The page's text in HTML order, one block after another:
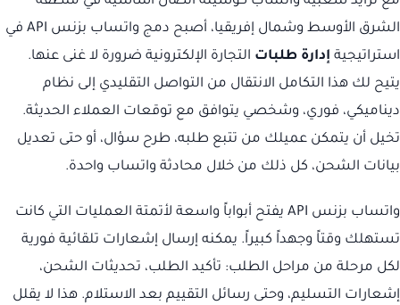
الشرق الأوسط وشمال إفريقيا، أصبح دمج واتساب بزنس API في
استراتيجية إدارة طلبات التجارة الإلكترونية ضرورة لا غنى عنها.
يتيح لك هذا التكامل الانتقال من التواصل التقليدي إلى نظام
ديناميكي، فوري، وشخصي يتوافق مع توقعات العملاء الحديثة.
تخيل أن يتمكن عميلك من تتبع طلبه، طرح سؤال، أو حتى تعديل
بيانات الشحن، كل ذلك من خلال محادثة واتساب واحدة.
واتساب بزنس API يفتح أبواباً واسعة لأتمتة العمليات التي كانت
تستهلك وقتاً وجهداً كبيراً. يمكنه إرسال إشعارات تلقائية فورية
لكل مرحلة من مراحل الطلب: تأكيد الطلب، تحديثات الشحن،
إشعارات التسليم، وحتى رسائل التقييم بعد الاستلام. هذا لا يقلل